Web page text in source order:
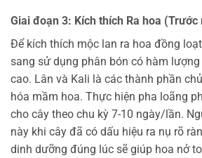
Giai đoạn 3: Kích thích Ra hoa
Để kích thích mộc lan ra hoa đồng
sang sử dụng phân bón có hàm
cao. Lân và Kali là các thành phần
hóa mầm hoa. Thực hiện pha loãng
cho cây theo chu kỳ 7-10 ngày/lần.
này khi cây đã có dấu hiệu ra nụ rõ
dinh dưỡng đúng lúc sẽ giúp hoa nở